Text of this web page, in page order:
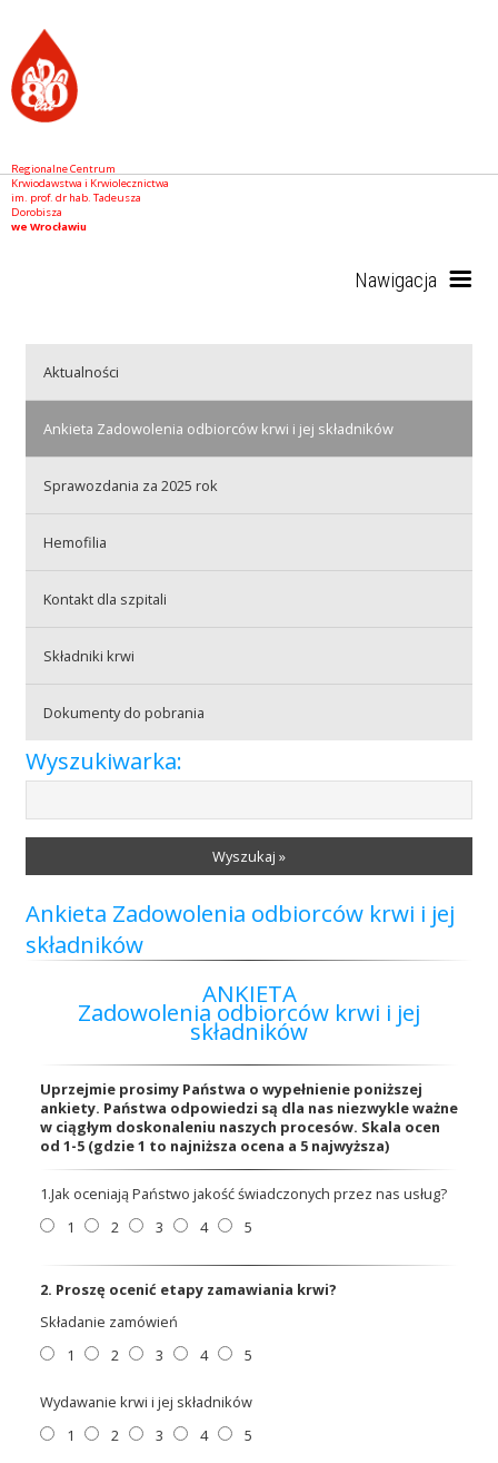
Regionalne Centrum
Krwiodawstwa i Krwiolecznictwa
im. prof. dr hab. Tadeusza
Dorobisza
we Wrocławiu
Nawigacja
RCKiK
Akcje wyjazdowe
Szkolenia
Badania
Przetargi
Praca
Kontakt
BIP
Aktualności
Ankieta Zadowolenia odbiorców krwi i jej składników
Sprawozdania za 2025 rok
Hemofilia
Kontakt dla szpitali
Składniki krwi
Dokumenty do pobrania
Wyszukiwarka:
Wyszukaj »
Ankieta Zadowolenia odbiorców krwi i jej
składników
ANKIETA
Zadowolenia odbiorców krwi i jej
składników
Uprzejmie prosimy Państwa o wypełnienie poniższej
ankiety. Państwa odpowiedzi są dla nas niezwykle ważne
w ciągłym doskonaleniu naszych procesów. Skala ocen
od 1-5 (gdzie 1 to najniższa ocena a 5 najwyższa)
1.Jak oceniają Państwo jakość świadczonych przez nas usług?
1
2 3 4 5
2. Proszę ocenić etapy zamawiania krwi?
Składanie zamówień
1
2 3 4 5
Wydawanie krwi i jej składników
1
2 3 4 5